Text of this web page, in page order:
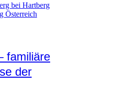
bei Hartberg
Österreich
familiäre
der